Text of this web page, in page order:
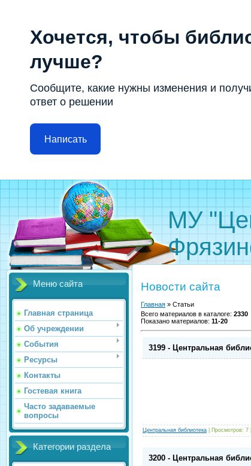
Хочется, чтобы
лучше?
Сообщите, какие нужны изменения и
ответ о решении
Написать
МУ
Меню сайта
Главная страница
Об учреждении
События
Ресурсы
Контакты
Гостевая книга
Часто задаваемые
вопросы
Категории раздела
Новости сайта
Главная » Статьи
Всего материалов в каталоге: 2330
Показано материалов: 11-20
3199 - Центральная
Центральная библиотека Просмотров: 7
3200 - Центральная